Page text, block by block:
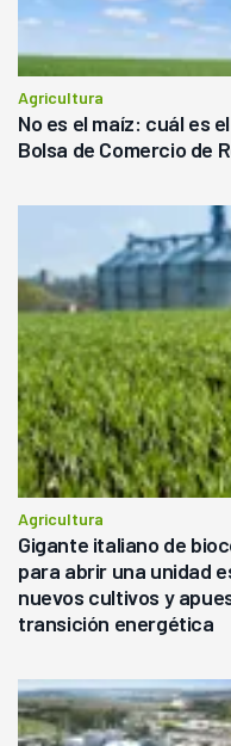
Agricultura
No es el maíz: cuál es
Bolsa de Comercio de
Agricultura
Gigante italiano de
para abrir una unidad
nuevos cultivos y
transición energética